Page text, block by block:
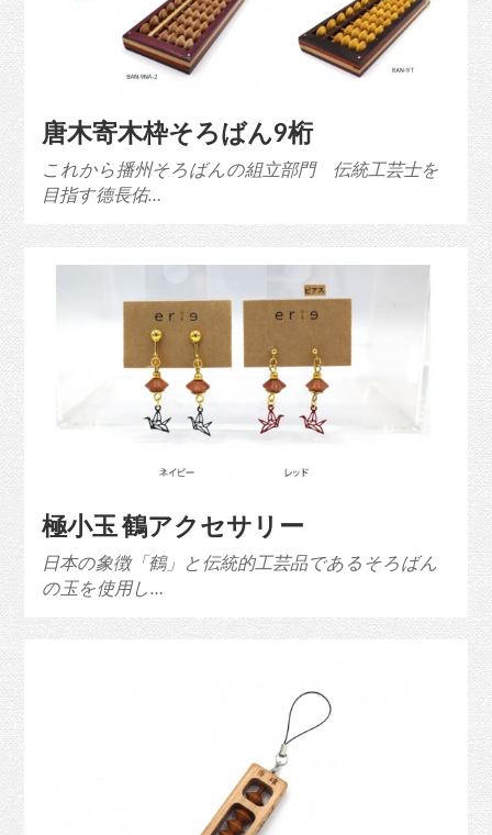
唐木寄木枠そろばん9桁
これから播州そろばんの組立部門 伝統工芸士を
目指す德長佑…
極小玉 鶴アクセサリー
日本の象徴「鶴」と伝統的工芸品であるそろばん
の玉を使用し…